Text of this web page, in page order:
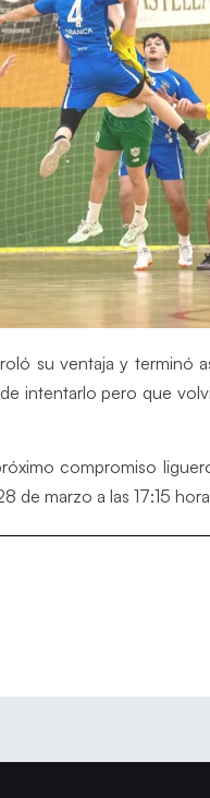
su ventaja y terminó
intentarlo pero que
compromiso
de marzo a las 17:15